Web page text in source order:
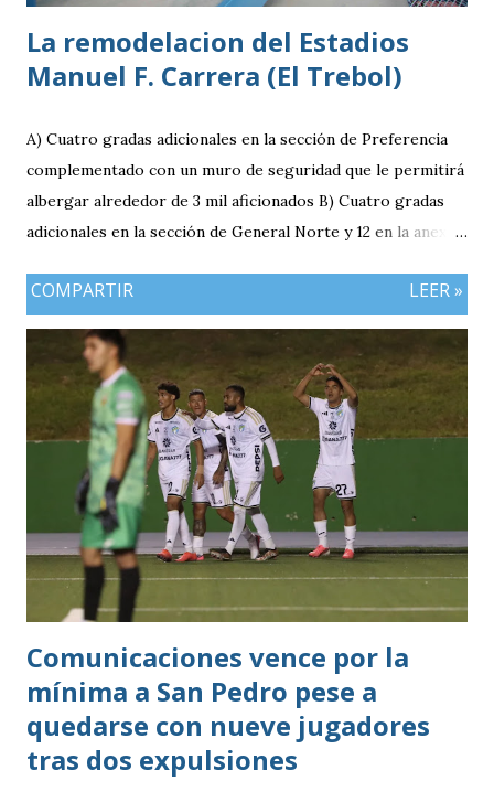
La remodelacion del Estadios
Manuel F. Carrera (El Trebol)
A) Cuatro gradas adicionales en la sección de Preferencia
complementado con un muro de seguridad que le permitirá
albergar alrededor de 3 mil aficionados B) Cuatro gradas
adicionales en la sección de General Norte y 12 en la anexa
El área de la General Sur con entrada independiente será
del estadio queda ahora en 7 mil aficionados. Este domingo
se implementará un parqueo cuyo costo es de Q25
quetzales pero tiene un cupo limitadp. Continúa vigente el
servicio anterior en donde los aficionados se podrán
estacionar en el Parqueo de Tikal Futura. via.
COMPARTIR LEER »
Comunicaciones vence por la
mínima a San Pedro pese a
quedarse con nueve jugadores
tras dos expulsiones